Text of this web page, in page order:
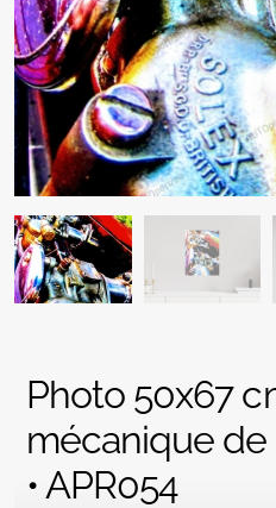
Photo 50x67
mécanique de
• APR054